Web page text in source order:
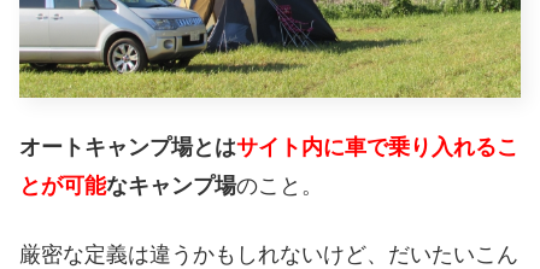
オートキャンプ場とはサイト内に車で乗り入れるこ
とが可能なキャンプ場のこと。
厳密な定義は違うかもしれないけど、だいたいこん